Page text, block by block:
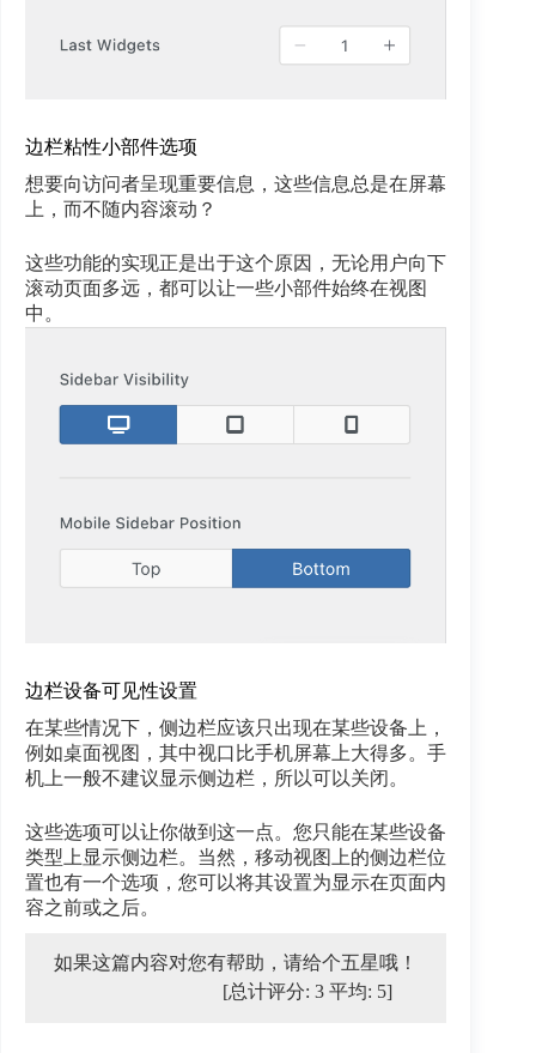
边栏粘性小部件选项
想要向访问者呈现重要信息，这些信息总是在屏幕
上，而不随内容滚动？
这些功能的实现正是出于这个原因，无论用户向下
滚动页面多远，都可以让一些小部件始终在视图
中。
边栏设备可见性设置
在某些情况下，侧边栏应该只出现在某些设备上，
例如桌面视图，其中视口比手机屏幕上大得多。手
机上一般不建议显示侧边栏，所以可以关闭。
这些选项可以让你做到这一点。您只能在某些设备
类型上显示侧边栏。当然，移动视图上的侧边栏位
置也有一个选项，您可以将其设置为显示在页面内
容之前或之后。
如果这篇内容对您有帮助，请给个五星哦！
[总计评分:3 平均: 5]